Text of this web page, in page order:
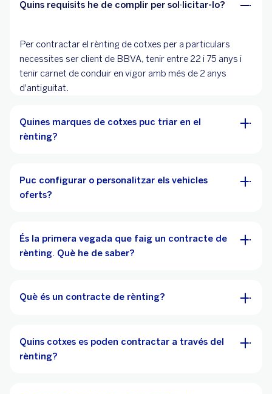
Quins requisits he de complir per sol·licitar-lo?
Per contractar el rènting de cotxes per a particulars
necessites ser client de BBVA, tenir entre 22 i 75 anys i
tenir carnet de conduir en vigor amb més de 2 anys
d'antiguitat.
Quines marques de cotxes puc triar en el
rènting?
Puc configurar o personalitzar els vehicles
oferts?
És la primera vegada que faig un contracte de
rènting. Què he de saber?
Què és un contracte de rènting?
Quins cotxes es poden contractar a través del
rènting?